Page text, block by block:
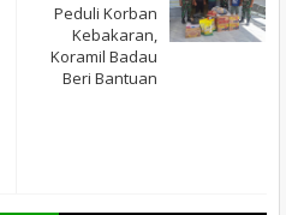
Peduli Korban
Kebakaran,
Koramil Badau
Beri Bantuan